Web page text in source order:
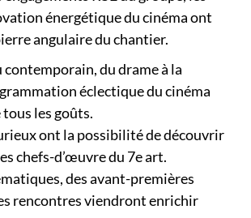
énergétique du cinéma ont
angulaire du chantier.
contemporain, du drame à la
éclectique du cinéma
les goûts.
ont la possibilité de découvrir
chefs-d’œuvre du 7e art.
des avant-premières
rencontres viendront enrichir